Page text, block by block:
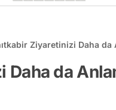
Ziyaretinizi Daha da
da